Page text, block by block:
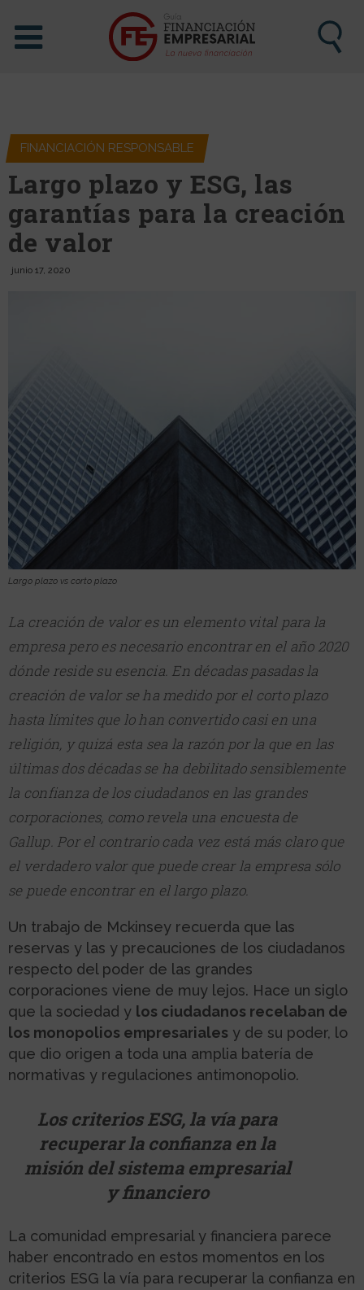
FINANCIACIÓN RESPONSABLE
Largo plazo y ESG, las
garantías para la creación
de valor
junio 17, 2020
Largo plazo vs corto plazo
La creación de valor es un elemento vital para la
empresa pero es necesario encontrar en el año 2020
dónde reside su esencia. En décadas pasadas la
creación de valor se ha medido por el corto plazo
hasta límites que lo han convertido casi en una
religión, y quizá esta sea la razón por la que en las
últimas dos décadas se ha debilitado sensiblemente
la confianza de los ciudadanos en las grandes
corporaciones, como revela una encuesta de
Gallup. Por el contrario cada vez está más claro que
el verdadero valor que puede crear la empresa sólo
se puede encontrar en el largo plazo.
Un trabajo de Mckinsey recuerda que las
reservas y las y precauciones de los ciudadanos
respecto del poder de las grandes
corporaciones viene de muy lejos. Hace un siglo
que la sociedad y los ciudadanos recelaban de
los monopolios empresariales y de su poder, lo
que dio origen a toda una amplia batería de
normativas y regulaciones antimonopolio.
Los criterios ESG, la vía para
recuperar la confianza en la
misión del sistema empresarial
y financiero
La comunidad empresarial y financiera parece
haber encontrado en estos momentos en los
criterios ESG la vía para recuperar la confianza en